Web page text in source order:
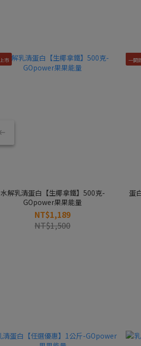
市
水解乳清蛋白【生椰拿鐵】500克-
GOpower果果能量
NT$1,189
NT$1,500
一開
蛋